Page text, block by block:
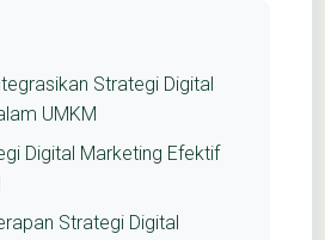
Strategi Digital
UMKM
Digital Marketing Efektif
Strategi Digital